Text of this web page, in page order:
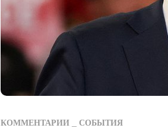
КОММЕНТАРИИ СОБЫТИЯ